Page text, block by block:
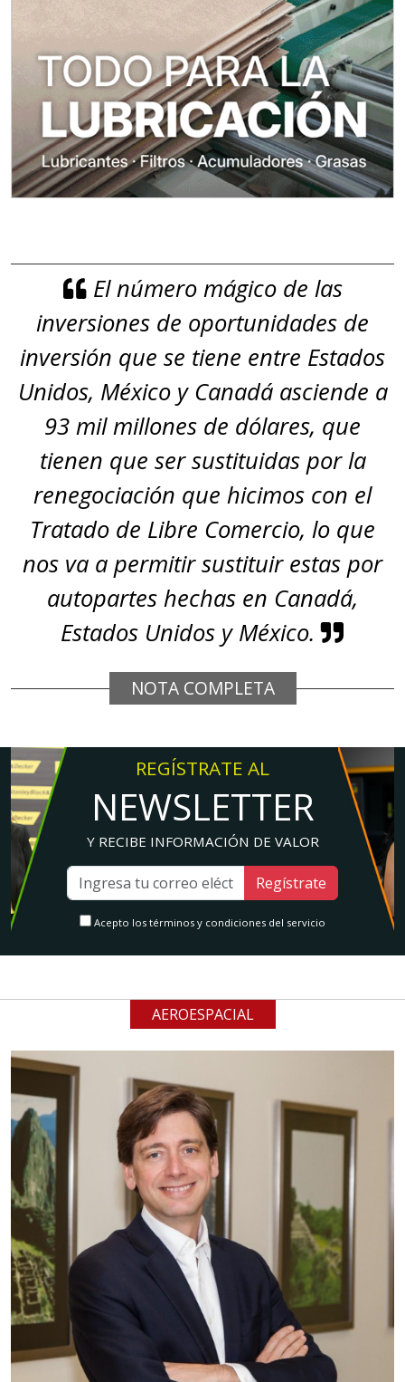
El número mágico de las
inversiones de oportunidades de
inversión que se tiene entre Estados
Unidos, México y Canadá asciende a
93 mil millones de dólares, que
tienen que ser sustituidas por la
renegociación que hicimos con el
Tratado de Libre Comercio, lo que
nos va a permitir sustituir estas por
autopartes hechas en Canadá,
Estados Unidos y México.
NOTA COMPLETA
REGÍSTRATE AL
NEWSLETTER
Y RECIBE INFORMACIÓN DE VALOR
Regístrate
Acepto los términos y condiciones del servicio
AEROESPACIAL